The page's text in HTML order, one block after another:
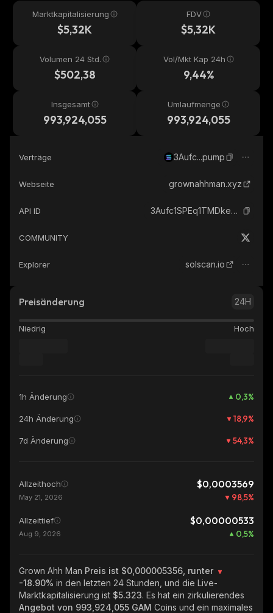
Marktkapitalisierung
$5,32K
FDV
$5,32K
Volumen 24 Std.
$502,38
Vol/Mkt Kap 24h
9,44%
Insgesamt
993,924,055
Umlaufmenge
993,924,055
Verträge 3Aufc...pump
Webseite grownahhman.xyz
API ID 3Aufc1SPEq1TMDkeUYUbKiCp2s99Lt47CdPz5ka5pump_solana
COMMUNITY
Explorer solscan.io
Preisänderung 24H
Niedrig Hoch
1h Änderung 0,3%
24h Änderung 18,9%
7d Änderung 54,3%
Allzeithoch $0,0003569
May 21, 2026 98,5%
Allzeittief $0,00000533
Aug 9, 2026 0,5%
Grown Ahh Man Preis ist $0,000005356, runter
-18.90% in den letzten 24 Stunden, und die Live-
Marktkapitalisierung ist $5.323. Es hat ein zirkulierendes
Angebot von 993,924,055 GAM Coins und ein maximales